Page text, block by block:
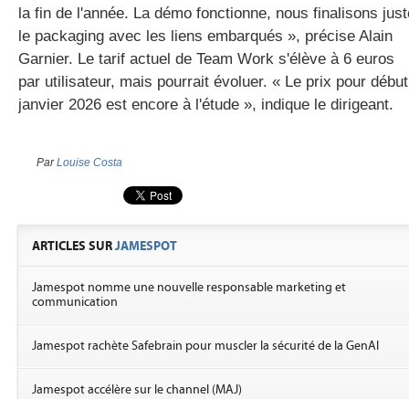
la fin de l'année. La démo fonctionne, nous finalisons
le packaging avec les liens embarqués », précise Alain
Garnier. Le tarif actuel de Team Work s'élève à 6 euros
par utilisateur, mais pourrait évoluer. « Le prix pour début
janvier 2026 est encore à l'étude », indique le dirigeant.
ParLouise Costa
ARTICLES SURJAMESPOT
Jamespot nomme une nouvelle responsable marketing et
communication
Jamespot rachète Safebrain pour muscler la sécurité de la GenAI
Jamespot accélère sur le channel (MAJ)